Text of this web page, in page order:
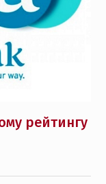
рейтингу